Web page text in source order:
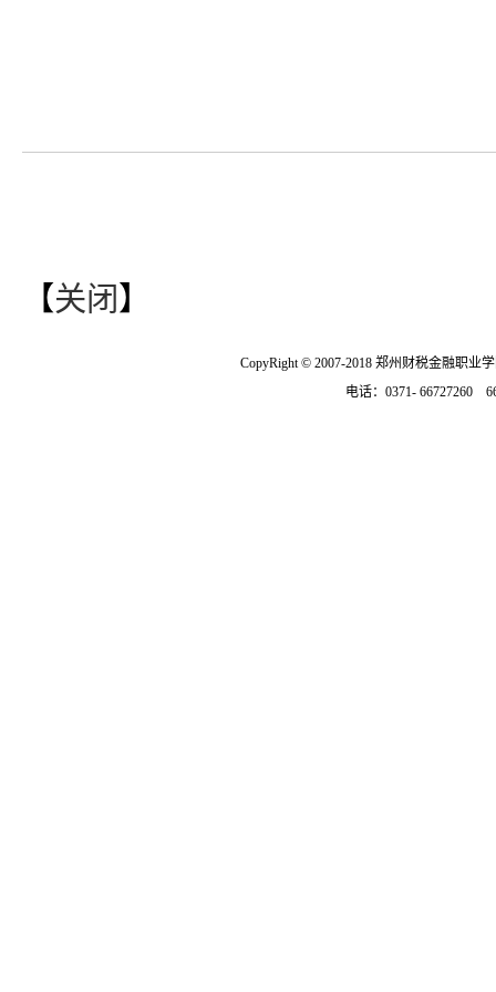
【关闭 】
CopyRight © 2007-2018 郑州财税金融职业
电话：0371- 66727260